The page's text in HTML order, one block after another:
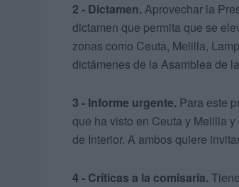
2 - Dictamen. Aprovechar la
dictamen que permita que se
zonas como Ceuta, Melilla,
dictámenes de la Asamblea de
3 - Informe urgente. Para este
que ha visto en Ceuta y Melilla
de Interior. A ambos quiere
4 - Críticas a la comisaria.